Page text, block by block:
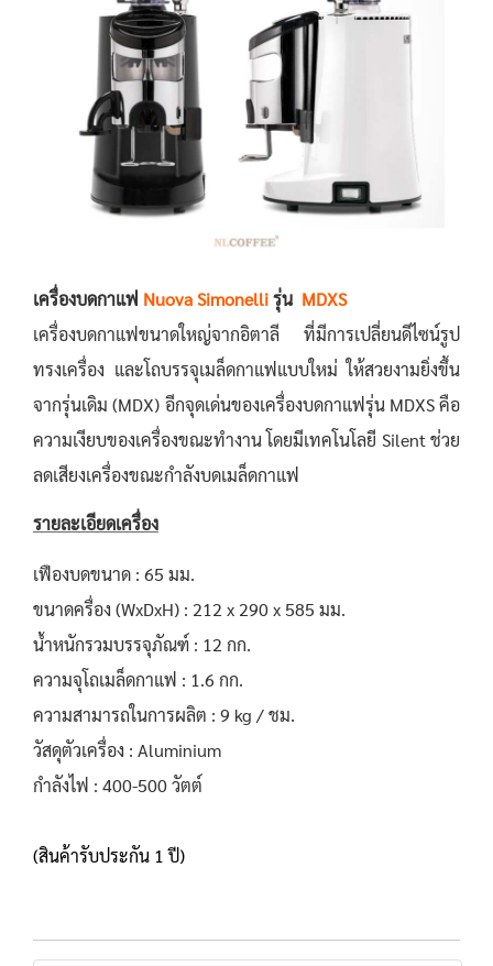
เครื่องบดกาแฟ Nuova Simonelliรุ่น MDXS
เครื่องบดกาแฟขนาดใหญ่จากอิตาลี ที่มีการเปลี่ยนดีไซน์รูป
ทรงเครื่อง และโถบรรจุเมล็ดกาแฟแบบใหม่ ให้สวยงามยิ่งขึ้น
จากรุ่นเดิม (MDX) อีกจุดเด่นของเครื่องบดกาแฟรุ่น MDXS คือ
ความเงียบของเครื่องขณะทำงาน โดยมีเทคโนโลยี Silent ช่วย
ลดเสียงเครื่องขณะกำลังบดเมล็ดกาแฟ
รายละเอียดเครื่อง
เฟืองบดขนาด : 65 มม.
ขนาดครื่อง (WxDxH) : 212 x 290 x 585 มม.
น้ำหนักรวมบรรจุภัณฑ์ : 12 กก.
ความจุโถเมล็ดกาแฟ : 1.6 กก.
ความสามารถในการผลิต : 9 kg / ชม.
วัสดุตัวเครื่อง : Aluminium
กำลังไฟ : 400-500 วัตต์
(สินค้ารับประกัน 1 ปี)